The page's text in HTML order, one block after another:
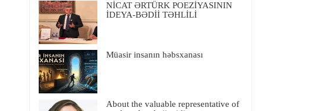
NİCAT ƏRTÜRK POEZİYASININ
İDEYA-BƏDİİ TƏHLİLİ
Müasir insanın həbsxanası
About the valuable representative of